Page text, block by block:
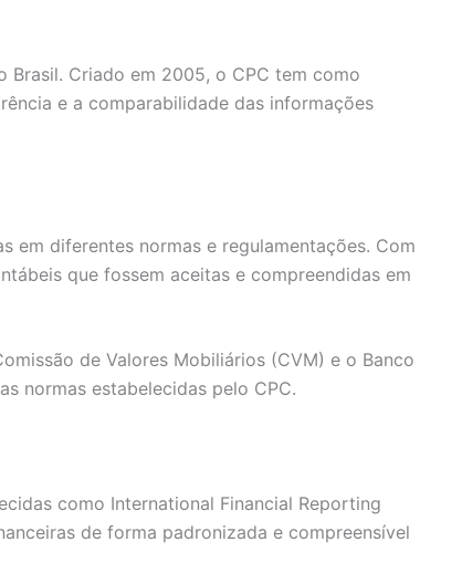
Brasil. Criado em 2005, o CPC tem como
e a comparabilidade das informações
em diferentes normas e regulamentações. Com
que fossem aceitas e compreendidas em
de Valores Mobiliários (CVM) e o Banco
normas estabelecidas pelo CPC.
como International Financial Reporting
de forma padronizada e compreensível